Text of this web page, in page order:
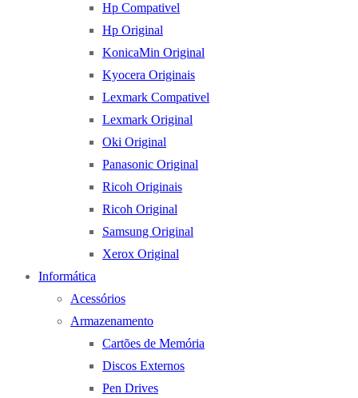
Hp Compativel
Hp Original
KonicaMin Original
Kyocera Originais
Lexmark Compativel
Lexmark Original
Oki Original
Panasonic Original
Ricoh Originais
Ricoh Original
Samsung Original
Xerox Original
Informática
Acessórios
Armazenamento
Cartões de Memória
Discos Externos
Pen Drives